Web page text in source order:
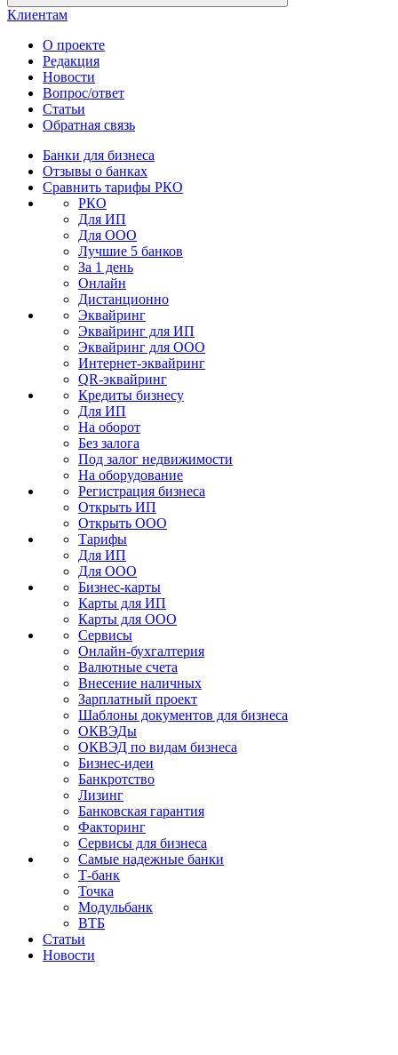
Клиентам
О проекте
Редакция
Новости
Вопрос/ответ
Статьи
Обратная связь
Банки для бизнеса
Отзывы о банках
Сравнить тарифы РКО
РКО
Для ИП
Для ООО
Лучшие 5 банков
За 1 день
Онлайн
Дистанционно
Эквайринг
Эквайринг для ИП
Эквайринг для ООО
Интернет-эквайринг
QR-эквайринг
Кредиты бизнесу
Для ИП
На оборот
Без залога
Под залог недвижимости
На оборудование
Регистрация бизнеса
Открыть ИП
Открыть ООО
Тарифы
Для ИП
Для ООО
Бизнес-карты
Карты для ИП
Карты для ООО
Сервисы
Онлайн-бухгалтерия
Валютные счета
Внесение наличных
Зарплатный проект
Шаблоны документов для бизнеса
ОКВЭДы
ОКВЭД по видам бизнеса
Бизнес-идеи
Банкротство
Лизинг
Банковская гарантия
Факторинг
Сервисы для бизнеса
Самые надежные банки
Т-банк
Точка
Модульбанк
ВТБ
Статьи
Новости